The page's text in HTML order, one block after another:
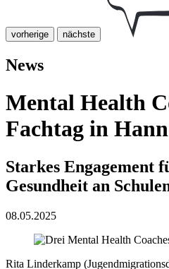
vorherige nächste
News
Mental Health
Fachtag in
Starkes Engagement
Gesundheit an
08.05.2025
Rita Linderkamp